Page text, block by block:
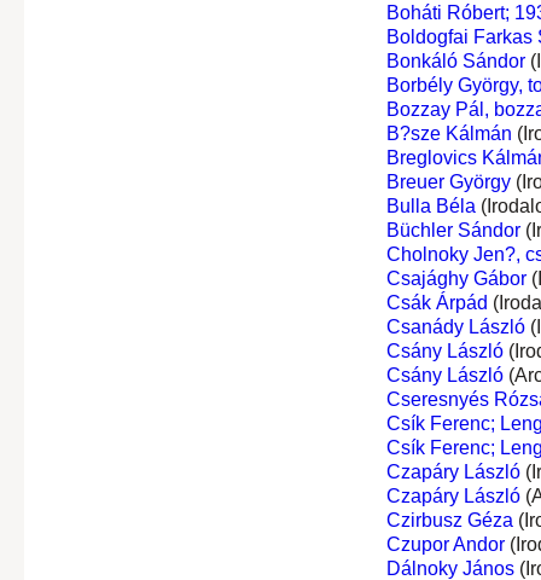
Boháti Róbert;
Boldogfai Farkas
Bonkáló Sándor
Borbély György,
Bozzay Pál,
B?sze Kálmán
Breglovics
Breuer György
Bulla Béla
Büchler Sándor
Cholnoky Jen?,
Csajághy Gábor
Csák Árpád
Csanády László
Csány László
Csány László
Cseresnyés
Csík Ferenc;
Csík Ferenc;
Czapáry László
Czapáry László
Czirbusz Géza
Czupor Andor
Dálnoky János